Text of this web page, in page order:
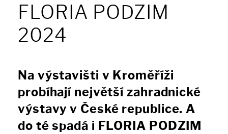
FLORIA PODZIM
2024
Na výstavišti v Kroměříži
probíhají největší zahradnické
výstavy v České republice. A
do té spadá i FLORIA PODZIM